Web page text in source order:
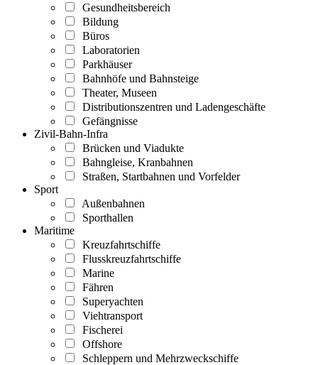
Gesundheitsbereich
Bildung
Büros
Laboratorien
Parkhäuser
Bahnhöfe und Bahnsteige
Theater, Museen
Distributionszentren und Ladengeschäfte
Gefängnisse
Zivil-Bahn-Infra
Brücken und Viadukte
Bahngleise, Kranbahnen
Straßen, Startbahnen und Vorfelder
Sport
Außenbahnen
Sporthallen
Maritime
Kreuzfahrtschiffe
Flusskreuzfahrtschiffe
Marine
Fähren
Superyachten
Viehtransport
Fischerei
Offshore
Schleppern und Mehrzweckschiffe